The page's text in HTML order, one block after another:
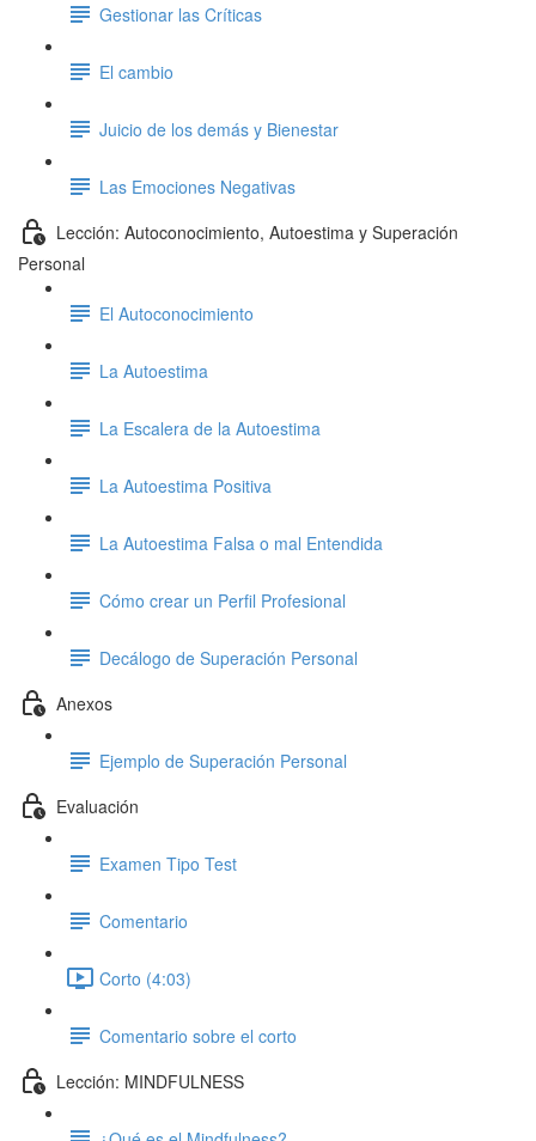
Gestionar las Críticas
El cambio
Juicio de los demás y Bienestar
Las Emociones Negativas
Lección: Autoconocimiento, Autoestima y Superación
Personal
El Autoconocimiento
La Autoestima
La Escalera de la Autoestima
La Autoestima Positiva
La Autoestima Falsa o mal Entendida
Cómo crear un Perfil Profesional
Decálogo de Superación Personal
Anexos
Ejemplo de Superación Personal
Evaluación
Examen Tipo Test
Comentario
Corto (4:03)
Comentario sobre el corto
Lección: MINDFULNESS